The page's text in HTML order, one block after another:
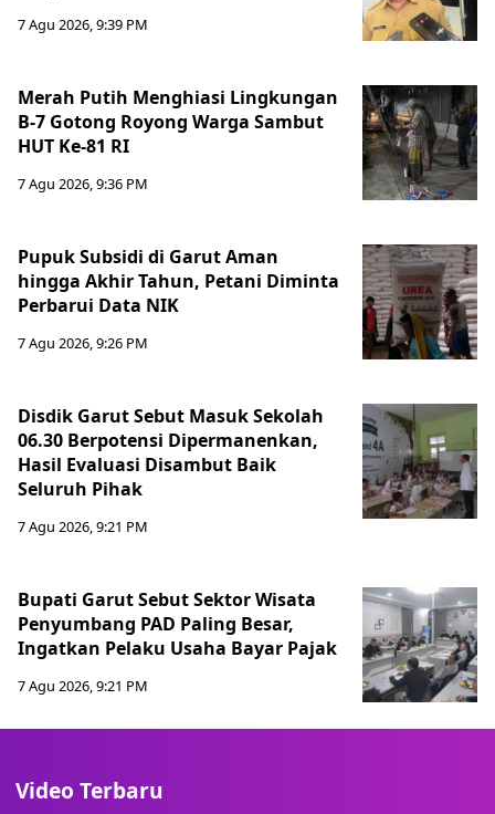
7 Agu 2026, 9:39 PM
Merah Putih Menghiasi Lingkungan
B-7 Gotong Royong Warga Sambut
HUT Ke-81 RI
7 Agu 2026, 9:36 PM
Pupuk Subsidi di Garut Aman
hingga Akhir Tahun, Petani Diminta
Perbarui Data NIK
7 Agu 2026, 9:26 PM
Disdik Garut Sebut Masuk Sekolah
06.30 Berpotensi Dipermanenkan,
Hasil Evaluasi Disambut Baik
Seluruh Pihak
7 Agu 2026, 9:21 PM
Bupati Garut Sebut Sektor Wisata
Penyumbang PAD Paling Besar,
Ingatkan Pelaku Usaha Bayar Pajak
7 Agu 2026, 9:21 PM
Video Terbaru